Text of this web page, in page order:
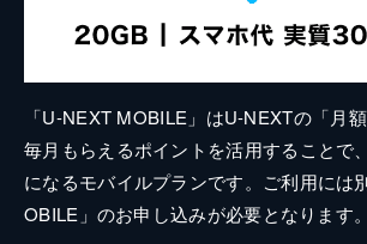
「U-NEXT MOBILE」はU-NEXTの「月
毎月もらえるポイントを活用することで
になるモバイルプランです。ご利用には
OBILE」のお申し込みが必要となります。